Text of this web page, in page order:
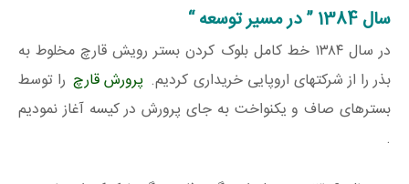
سال 1384 ” در مسیر توسعه “
در سال ۱۳۸۴ خط کامل بلوک کردن بستر رویش قارچ مخلوط به
بذر را از شرکتهای اروپایی خریداری کردیم. پرورش قارچ را توسط
بسترهای صاف و یکنواخت به جای پرورش در کیسه آغاز نمودیم
.